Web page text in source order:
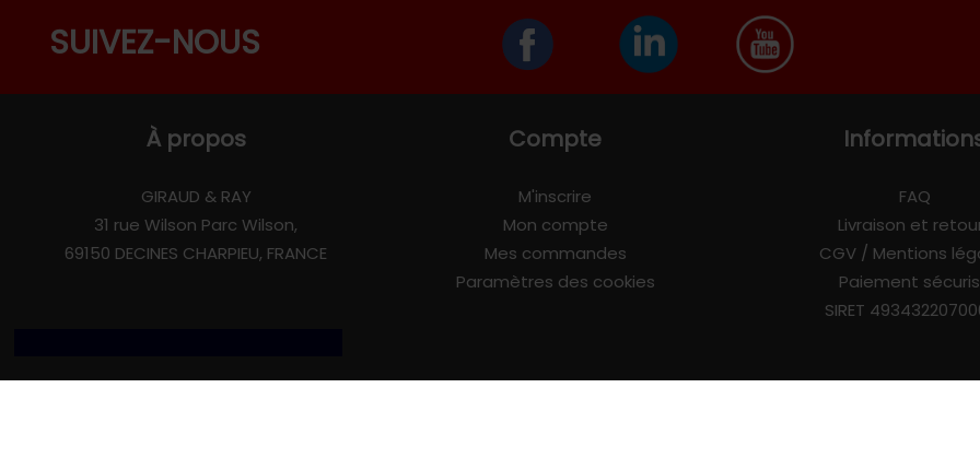
SUIVEZ-NOUS
À propos
GIRAUD & RAY
31 rue Wilson Parc Wilson,
69150 DECINES CHARPIEU, FRANCE
Compte
M'inscrire
Mon compte
Mes commandes
Paramètres des cookies
FAQ
Livraison et
CGV / Mentions
Paiement
SIRET